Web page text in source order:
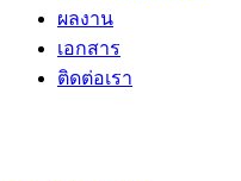
ผลงาน
เอกสาร
ติดต่อเรา